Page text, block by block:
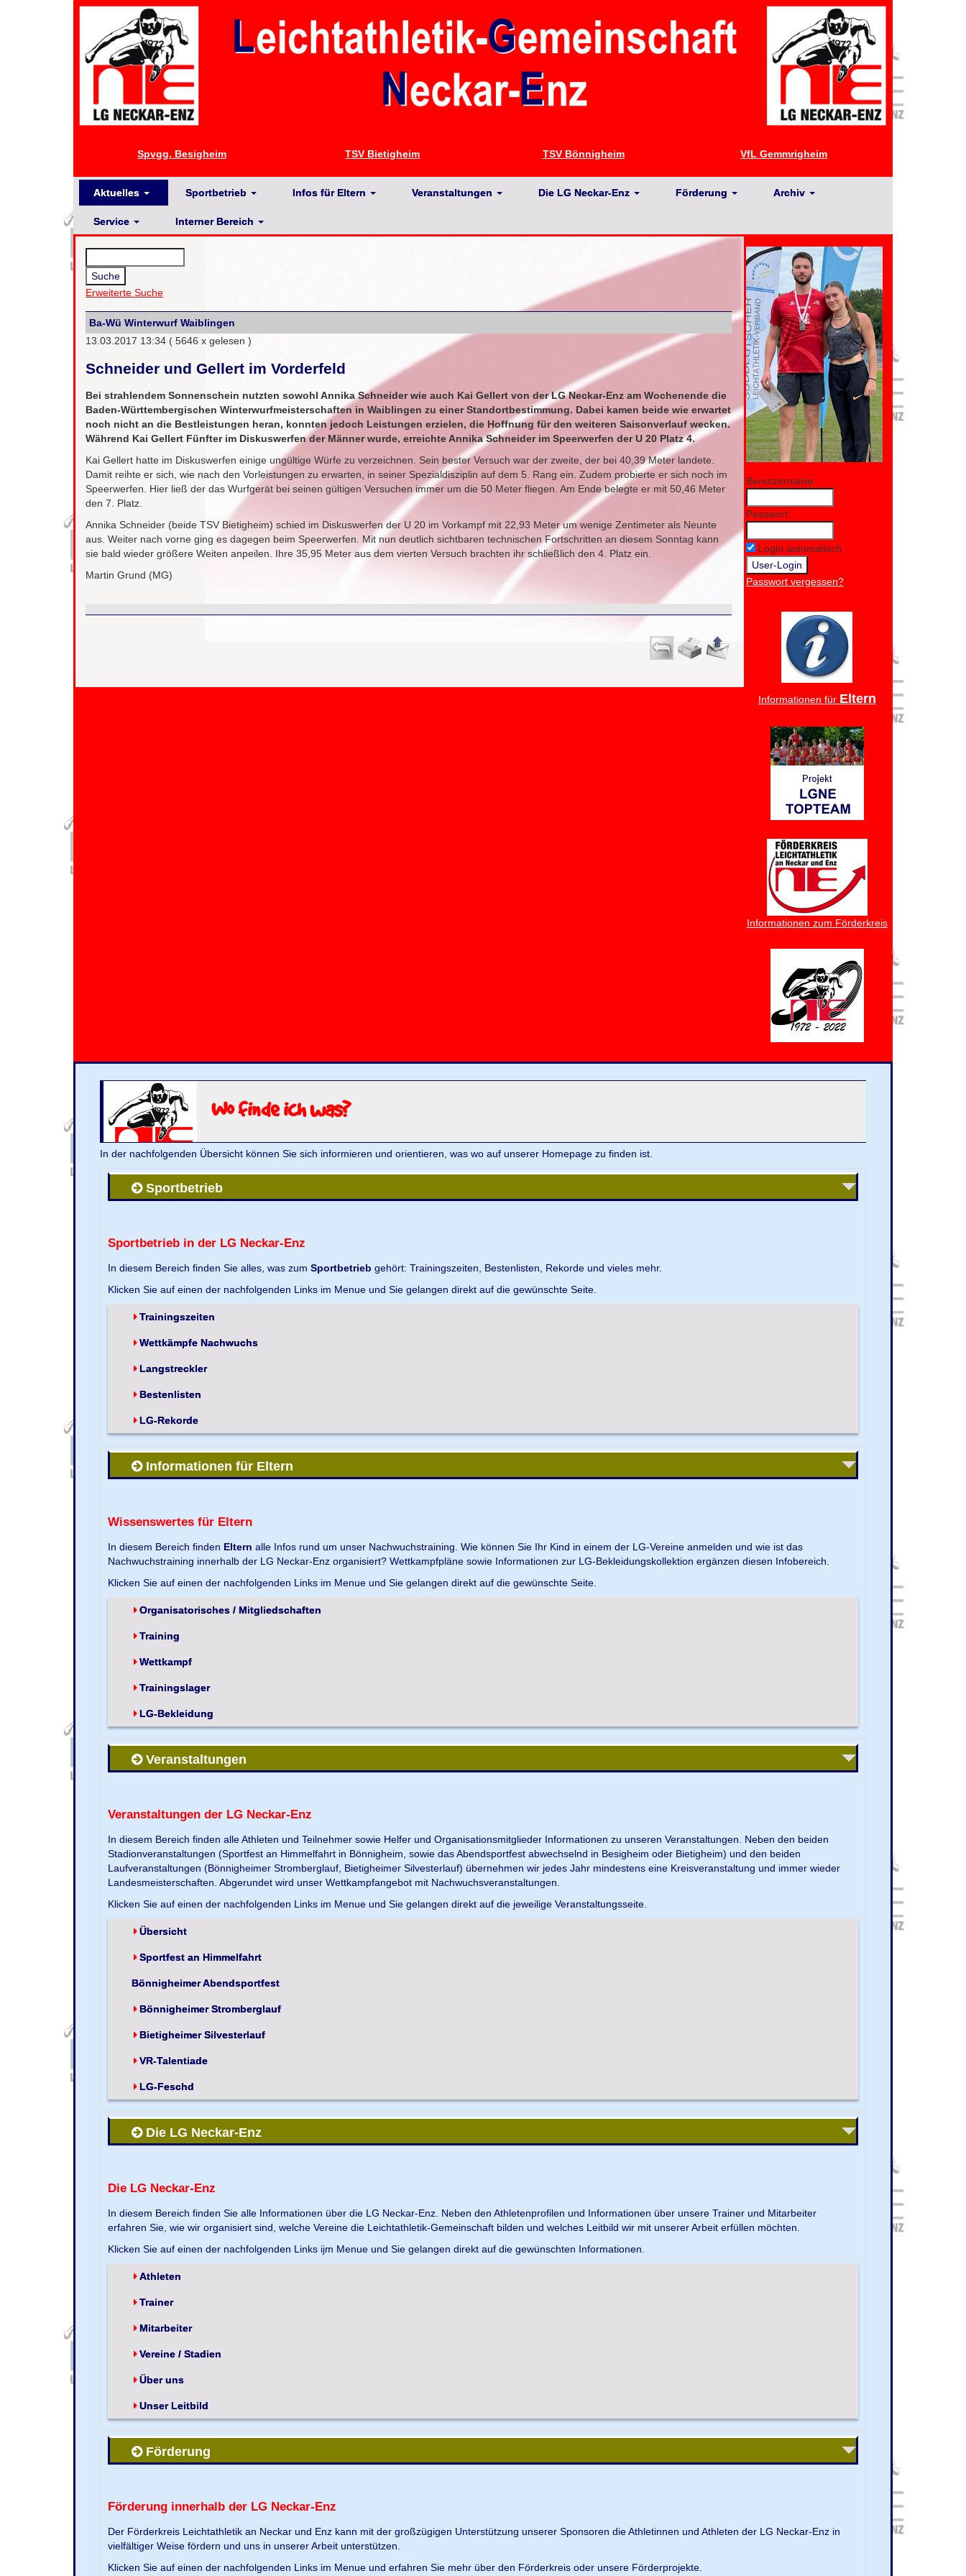
Spvgg. Besigheim TSV Bietigheim TSV Bönnigheim VfL Gemmrigheim
Aktuelles Sportbetrieb Infos für Eltern Veranstaltungen Die LG Neckar-Enz Förderung Archiv
Service Interner Bereich
Erweiterte Suche
Ba-Wü Winterwurf Waiblingen
13.03.2017 13:34 ( 5646 x gelesen )
Schneider und Gellert im Vorderfeld
Bei strahlendem Sonnenschein nutzten sowohl Annika Schneider wie auch Kai Gellert von der LG Neckar-Enz am Wochenende die
Baden-Württembergischen Winterwurfmeisterschaften in Waiblingen zu einer Standortbestimmung. Dabei kamen beide wie erwartet
noch nicht an die Bestleistungen heran, konnten jedoch Leistungen erzielen, die Hoffnung für den weiteren Saisonverlauf wecken.
Während Kai Gellert Fünfter im Diskuswerfen der Männer wurde, erreichte Annika Schneider im Speerwerfen der U 20 Platz 4.
Kai Gellert hatte im Diskuswerfen einige ungültige Würfe zu verzeichnen. Sein bester Versuch war der zweite, der bei 40,39 Meter landete.
Damit reihte er sich, wie nach den Vorleistungen zu erwarten, in seiner Spezialdisziplin auf dem 5. Rang ein. Zudem probierte er sich noch im
Speerwerfen. Hier ließ der das Wurfgerät bei seinen gültigen Versuchen immer um die 50 Meter fliegen. Am Ende belegte er mit 50,46 Meter
den 7. Platz.
Annika Schneider (beide TSV Bietigheim) schied im Diskuswerfen der U 20 im Vorkampf mit 22,93 Meter um wenige Zentimeter als Neunte
aus. Weiter nach vorne ging es dagegen beim Speerwerfen. Mit nun deutlich sichtbaren technischen Fortschritten an diesem Sonntag kann
sie bald wieder größere Weiten anpeilen. Ihre 35,95 Meter aus dem vierten Versuch brachten ihr schließlich den 4. Platz ein.
Martin Grund (MG)
Benutzername:
Passwort:
Login automatisch
Passwort vergessen?
Informationen für Eltern
Informationen zum Förderkreis
Wo finde ich was?
In der nachfolgenden Übersicht können Sie sich informieren und orientieren, was wo auf unserer Homepage zu finden ist.
Sportbetrieb
Sportbetrieb in der LG Neckar-Enz
In diesem Bereich finden Sie alles, was zumSportbetrieb gehört: Trainingszeiten, Bestenlisten, Rekorde und vieles mehr.
Klicken Sie auf einen der nachfolgenden Links im Menue und Sie gelangen direkt auf die gewünschte Seite.
Trainingszeiten
Wettkämpfe Nachwuchs
Langstreckler
Bestenlisten
LG-Rekorde
Informationen für Eltern
Wissenswertes für Eltern
In diesem Bereich finden Eltern alle Infos rund um unser Nachwuchstraining. Wie können Sie Ihr Kind in einem der LG-Vereine anmelden und wie ist das
Nachwuchstraining innerhalb der LG Neckar-Enz organisiert? Wettkampfpläne sowie Informationen zur LG-Bekleidungskollektion ergänzen diesen Infobereich.
Klicken Sie auf einen der nachfolgenden Links im Menue und Sie gelangen direkt auf die gewünschte Seite.
Organisatorisches / Mitgliedschaften
Training
Wettkampf
Trainingslager
LG-Bekleidung
Veranstaltungen
Veranstaltungen der LG Neckar-Enz
In diesem Bereich finden alle Athleten und Teilnehmer sowie Helfer und Organisationsmitglieder Informationen zu unseren Veranstaltungen. Neben den beiden
Stadionveranstaltungen (Sportfest an Himmelfahrt in Bönnigheim, sowie das Abendsportfest abwechselnd in Besigheim oder Bietigheim) und den beiden
Laufveranstaltungen (Bönnigheimer Stromberglauf, Bietigheimer Silvesterlauf) übernehmen wir jedes Jahr mindestens eine Kreisveranstaltung und immer wieder
Landesmeisterschaften. Abgerundet wird unser Wettkampfangebot mit Nachwuchsveranstaltungen.
Klicken Sie auf einen der nachfolgenden Links im Menue und Sie gelangen direkt auf die jeweilige Veranstaltungsseite.
Übersicht
Sportfest an Himmelfahrt
Bönnigheimer Abendsportfest
Bönnigheimer Stromberglauf
Bietigheimer Silvesterlauf
VR-Talentiade
LG-Feschd
Die LG Neckar-Enz
Die LG Neckar-Enz
In diesem Bereich finden Sie alle Informationen über die LG Neckar-Enz. Neben den Athletenprofilen und Informationen über unsere Trainer und Mitarbeiter
erfahren Sie, wie wir organisiert sind, welche Vereine die Leichtathletik-Gemeinschaft bilden und welches Leitbild wir mit unserer Arbeit erfüllen möchten.
Klicken Sie auf einen der nachfolgenden Links ijm Menue und Sie gelangen direkt auf die gewünschten Informationen.
Athleten
Trainer
Mitarbeiter
Vereine / Stadien
Über uns
Unser Leitbild
Förderung
Förderung innerhalb der LG Neckar-Enz
Der Förderkreis Leichtathletik an Neckar und Enz kann mit der großzügigen Unterstützung unserer Sponsoren die Athletinnen und Athleten der LG Neckar-Enz in
vielfältiger Weise fördern und uns in unserer Arbeit unterstützen.
Klicken Sie auf einen der nachfolgenden Links im Menue und erfahren Sie mehr über den Förderkreis oder unsere Förderprojekte.